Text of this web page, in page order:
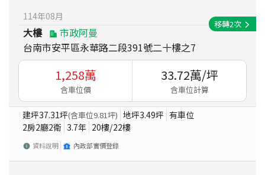
114年08月
大樓
市政阿曼
台南市安平區永華路二段391號二十樓之7
移轉2次
1,258萬
含車位價
33.72萬/坪
含車位計算
建坪37.31坪(含車位9.81坪) 地坪3.49坪 有車位
2房2廳2衛 3.7年 20樓/22樓
資料說明 內政部實價登錄